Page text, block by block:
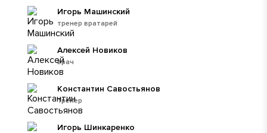
тренер вратарей
Игорь Машинский
врач
Алексей Новиков
Тренер
Константин Савостьянов
Игорь Шинкаренко